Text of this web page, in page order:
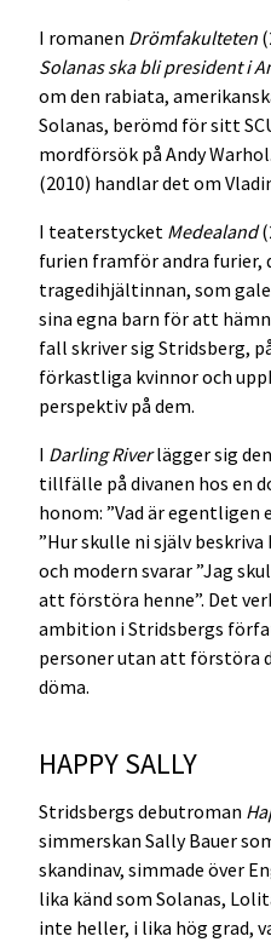
I romanen Drömfakulteten
Solanas ska bli president i
om den rabiata,
Solanas, berömd för sitt
mordförsök på Andy
(2010) handlar det om
I teaterstycket Medealand
furien framför andra furier,
tragedihjältinnan, som
sina egna barn för att
fall skriver sig Stridsberg,
förkastliga kvinnor och
perspektiv på dem.
I Darling Riverlägger sig
tillfälle på divanen hos en
honom: ”Vad är egentligen
”Hur skulle ni själv
och modern svarar ”Jag
att förstöra henne”. Det
ambition i Stridsbergs
personer utan att förstöra
döma.
HAPPY SALLY
Stridsbergs debutroman
simmerskan Sally Bauer
skandinav, simmade över
lika känd som Solanas,
inte heller, i lika hög grad,